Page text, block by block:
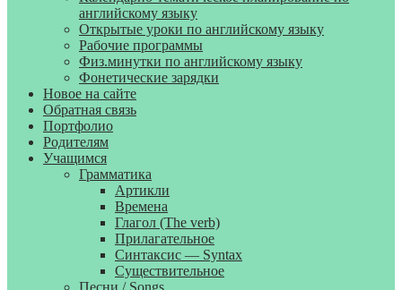
английскому языку
Открытые уроки по английскому языку
Рабочие программы
Физ.минутки по английскому языку
Фонетические зарядки
Новое на сайте
Обратная связь
Портфолио
Родителям
Учащимся
Грамматика
Артикли
Времена
Глагол (The verb)
Прилагательное
Синтаксис — Syntax
Существительное